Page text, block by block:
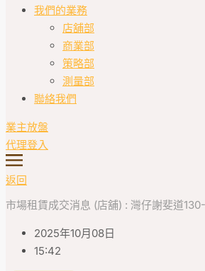
我們的業務
店舖部
商業部
策略部
測量部
聯絡我們
業主放盤
代理登入
返回
市場租賃成交消息 (店舖) : 灣仔謝斐道
2025年10月08日
15:42